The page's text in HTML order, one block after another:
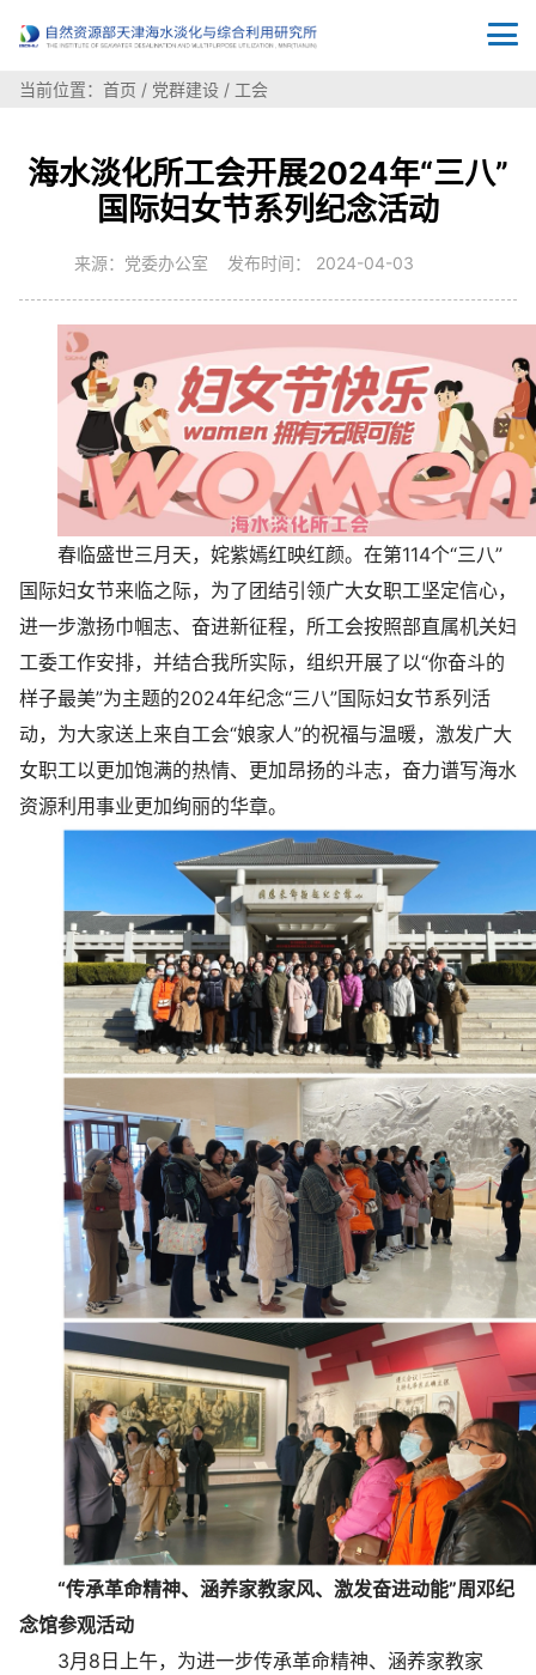
当前位置： 首页 / 党群建设 / 工会
海水淡化所工会开展2024年“三八”
国际妇女节系列纪念活动
来源：党委办公室 发布时间： 2024-04-03
春临盛世三月天，姹紫嫣红映红颜。在第114个“三八”
国际妇女节来临之际，为了团结引领广大女职工坚定信心，
进一步激扬巾帼志、奋进新征程，所工会按照部直属机关妇
工委工作安排，并结合我所实际，组织开展了以“你奋斗的
样子最美”为主题的2024年纪念“三八”国际妇女节系列活
动，为大家送上来自工会“娘家人”的祝福与温暖，激发广大
女职工以更加饱满的热情、更加昂扬的斗志，奋力谱写海水
资源利用事业更加绚丽的华章。
“传承革命精神、涵养家教家风、激发奋进动能”周邓纪
念馆参观活动
3月8日上午，为进一步传承革命精神、涵养家教家